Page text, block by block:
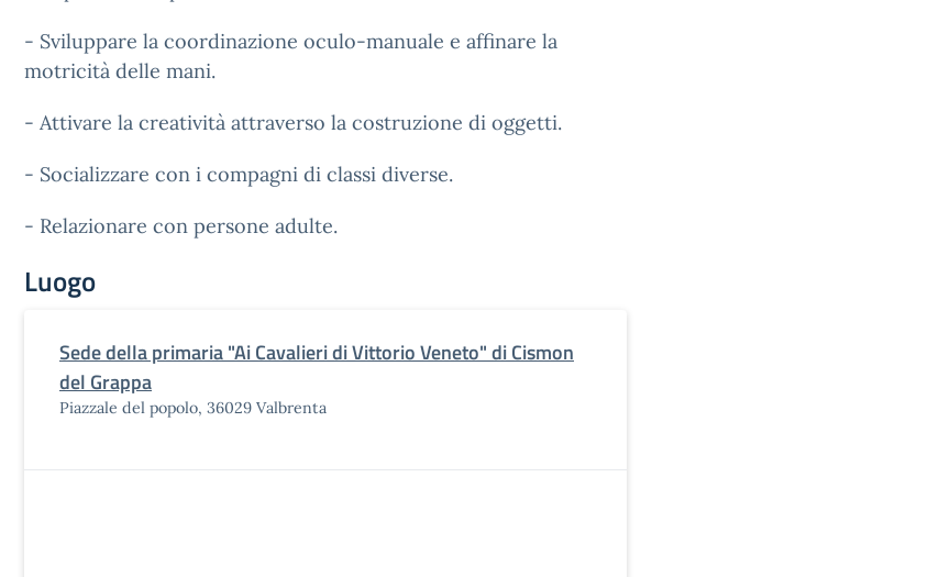
- Sviluppare la coordinazione oculo-manuale e affinare la
motricità delle mani.
- Attivare la creatività attraverso la costruzione di oggetti.
- Socializzare con i compagni di classi diverse.
- Relazionare con persone adulte.
Luogo
Sede della primaria "Ai Cavalieri di Vittorio Veneto" di Cismon
del Grappa
Piazzale del popolo, 36029 Valbrenta